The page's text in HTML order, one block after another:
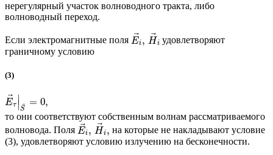
нерегулярный участок волноводного тракта, либо
волноводный переход.
Если электромагнитные поля E⃗i, H⃗i удовлетворяют
граничному условию
(3)
E⃗τ ∣∣S¯ = 0,
то они соответствуют собственным волнам рассматриваемого
волновода. Поля E⃗i, H⃗i, на которые не накладывают условие
(3), удовлетворяют условию излучению на бесконечности.